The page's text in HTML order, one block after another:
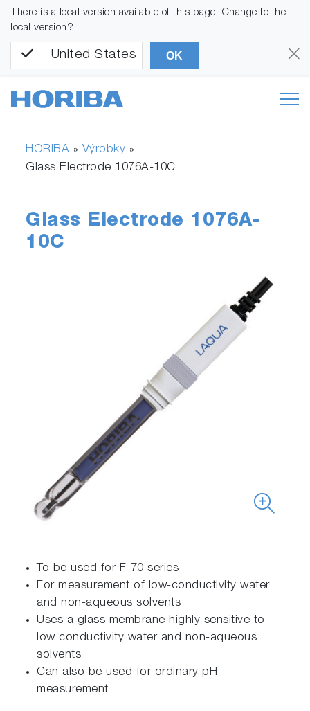
There is a local version available of this page. Change to the
local version?
United States OK
HORIBA » Výrobky »
Glass Electrode 1076A-10C
Glass Electrode 1076A-
10C
To be used for F-70 series
For measurement of low-conductivity water
and non-aqueous solvents
Uses a glass membrane highly sensitive to
low conductivity water and non-aqueous
solvents
Can also be used for ordinary pH
measurement